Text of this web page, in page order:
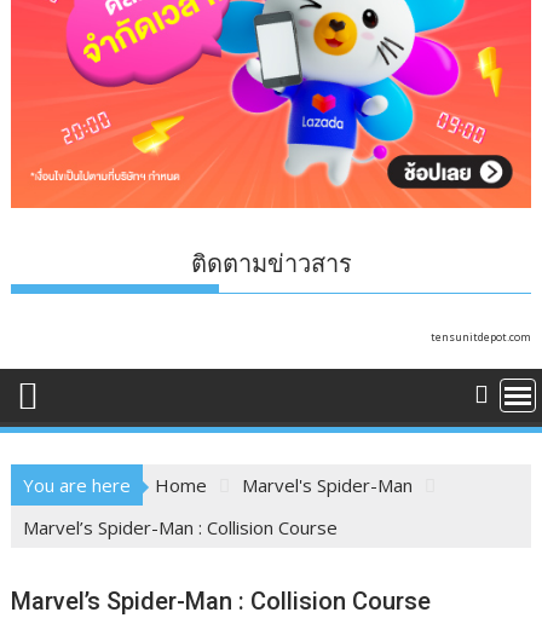
ติดตามข่าวสาร
tensunitdepot.com
You are here Home
Marvel's Spider-Man
Marvel’s Spider-Man : Collision Course
Marvel’s Spider-Man : Collision Course